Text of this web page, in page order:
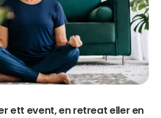
ett event, en retreat eller en